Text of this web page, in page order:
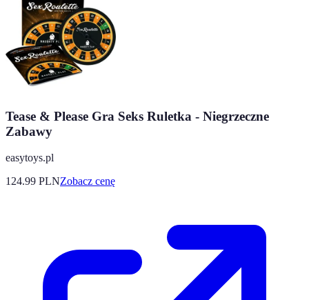
Tease & Please Gra Seks Ruletka - Niegrzeczne
Zabawy
easytoys.pl
124.99 PLNZobacz cenę